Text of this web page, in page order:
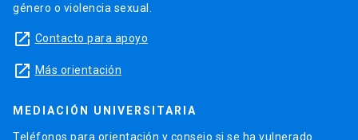
género o violencia sexual.
launch Contacto para apoyo
launch Más orientación
MEDIACIÓN UNIVERSITARIA
Teléfonos para orientación y consejo si se ha vulnerado